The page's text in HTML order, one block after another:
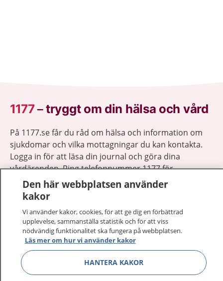
1177–tryggt om din hälsa och vård
På 1177.se får du råd om hälsa och information om
sjukdomar och vilka mottagningar du kan kontakta.
Logga in för att läsa din journal och göra dina
vårdärenden. Ring telefonnummer 1177 för
sjukvårdsrådgivning dygnet runt.
1177 ger dig råd när du vill må bättre.
1177 på flera språk Visa
Den här webbplatsen använder
kakor
Vi använder kakor, cookies, för att ge dig en förbättrad
upplevelse, sammanställa statistik och för att viss
nödvändig funktionalitet ska fungera på webbplatsen.
Läs mer om hur vi använder kakor
HANTERA KAKOR